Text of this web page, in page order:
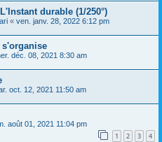
durable (1/250°)
« ven. janv. 28, 2022 6:12 pm
s'organise
déc. 08, 2021 8:30 am
oct. 12, 2021 11:50 am
août 01, 2021 11:04 pm
1 2 3 4